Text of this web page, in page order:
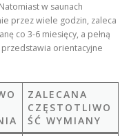
w saunach
przez wiele godzin, zaleca
co 3-6 miesięcy, a pełną
przedstawia orientacyjne
ZALECANA
CZĘSTOTLIWO
ŚĆ WYMIANY